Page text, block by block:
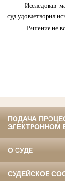
Исследовав
суд удовлетворил
Решение не
ПОДАЧА
ЭЛЕКТРОННОМ
О СУДЕ
СУДЕЙСКОЕ